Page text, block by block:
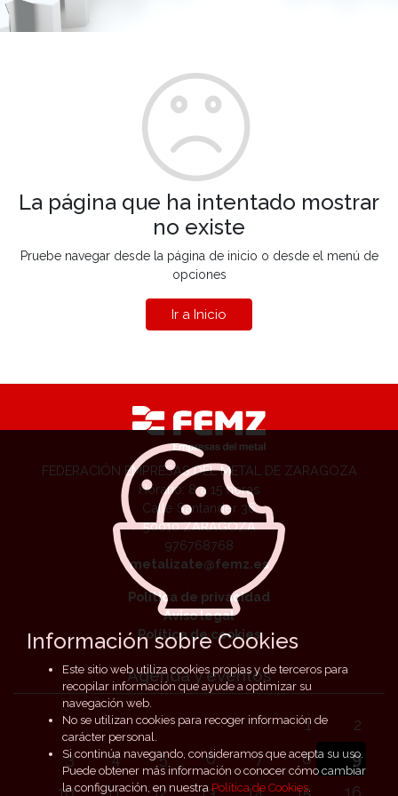
La página que ha intentado mostrar
no existe
Pruebe navegar desde la página de inicio o desde el menú de
opciones
Ir a Inicio
FEDERACIÓN EMPRESAS DEL METAL DE ZARAGOZA
Horario: 8 a 15 horas
Calle Santander 36
50010 ZARAGOZA
976768768
metalizate@femz.es
Política de privacidad
Aviso legal
Política de cookies
Agenda y eventos
1
2
3
4 5 6 7 8
9
Información sobre Cookies
Este sitio web utiliza cookies propias y de terceros para
recopilar información que ayude a optimizar su
navegación web.
No se utilizan cookies para recoger información de
carácter personal.
Si continúa navegando, consideramos que acepta su uso.
Puede obtener más información o conocer cómo cambiar
la configuración, en nuestraPolítica de Cookies.